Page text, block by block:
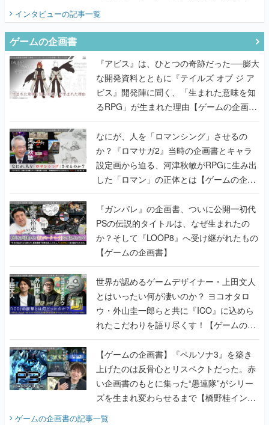
てみた
インタビューの記事一覧
ゲームの企画書
『アビス』は、ひとつの奇跡だった──膨大
な開発資料とともに『テイルズ オブ ジ ア
ビス』開発陣に聞く、「生まれた意味を知
るRPG」が生まれた理由【ゲームの企画
書】
なにが、人を「ロマンシング」させるの
か？『ロマサガ2』当時の企画書とキャラ
設定画から迫る、河津秋敏がRPGに生み出
した「ロマン」の正体とは【ゲームの企画
書】
『ガンパレ』の企画書、ついに公開━初代
PSの伝説的タイトルは、なぜ生まれたの
か？そして『LOOP8』へ受け継がれたもの
【ゲームの企画書】
世界が認めるゲームデザイナー・上田文人
とはいったい何が凄いのか？ ヨコオタロ
ウ・外山圭一郎らと共に『ICO』に込めら
れたこだわりを語り尽くす！【ゲームの企
画書】
【ゲームの企画書】『ペルソナ3』を築き
上げたのは反骨心とリスペクトだった。赤
い企画書のもとに集った“愚連隊”がシリー
ズを生まれ変わらせるまで【橋野桂インタ
ビュー】
ゲームの企画書の記事一覧